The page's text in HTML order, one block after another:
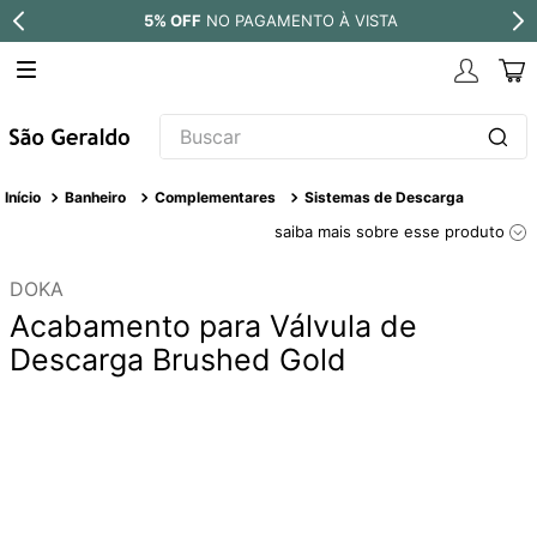
VISTA PARCELE EM ATÉ 10X SEM
Buscar
Banheiro Complementares Sistemas de Descarga
saiba mais sobre esse produto
DOKA
Acabamento para Válvula de
Descarga Brushed Gold
TERMOS MAIS BUSCADOS
4 º
deca acabamento registro